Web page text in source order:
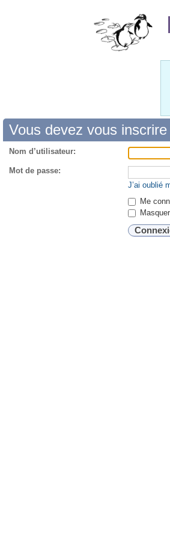
Vous devez vous
Nom d’utilisateur:
Mot de passe:
J’ai oublié
Me